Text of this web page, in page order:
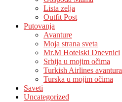
Lista zelja
Outfit Post
Putovanja
Avanture
Moja strana sveta
Mr.M Hotelski Dnevnici
Srbija u mojim očima
Turkish Airlines avantura
Turska u mojim očima
Saveti
Uncategorized